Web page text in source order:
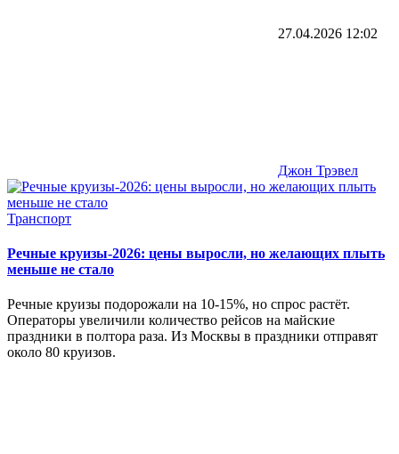
27.04.2026 12:02
Джон Трэвел
Транспорт
Речные круизы-2026: цены выросли, но желающих плыть
меньше не стало
Речные круизы подорожали на 10-15%, но спрос растёт.
Операторы увеличили количество рейсов на майские
праздники в полтора раза. Из Москвы в праздники отправят
около 80 круизов.